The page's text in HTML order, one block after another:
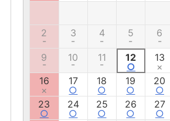
2
-
3
-
4
-
5
-
6
-
9
-
10
-
11
-
12
○
13
×
16
×
17
○
18
○
19
○
20
○
23
○
24
○
25
○
26
○
27
○